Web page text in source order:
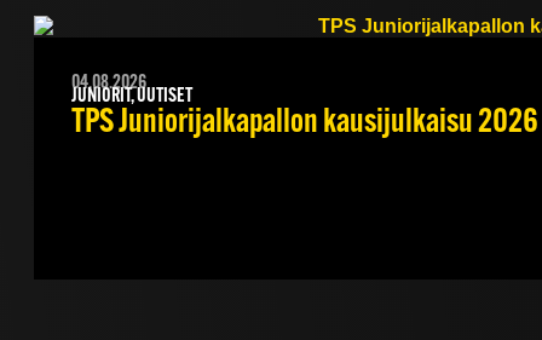
04.08.2026
JUNIORIT, UUTISET
TPS Juniorijalkapallon kausijulkaisu